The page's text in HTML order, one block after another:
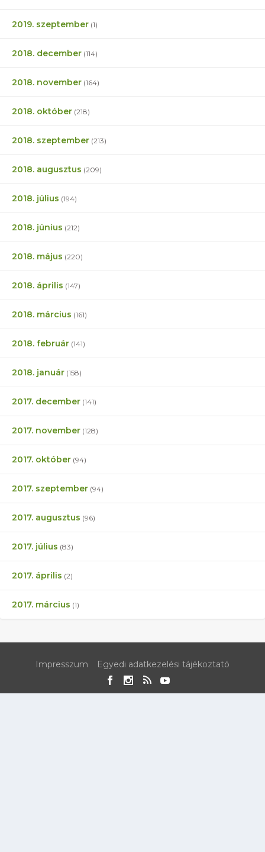
2019. szeptember (1)
2018. december (114)
2018. november (164)
2018. október (218)
2018. szeptember (213)
2018. augusztus (209)
2018. július (194)
2018. június (212)
2018. május (220)
2018. április (147)
2018. március (161)
2018. február (141)
2018. január (158)
2017. december (141)
2017. november (128)
2017. október (94)
2017. szeptember (94)
2017. augusztus (96)
2017. július (83)
2017. április (2)
2017. március (1)
Impresszum Egyedi adatkezelési tájékoztató